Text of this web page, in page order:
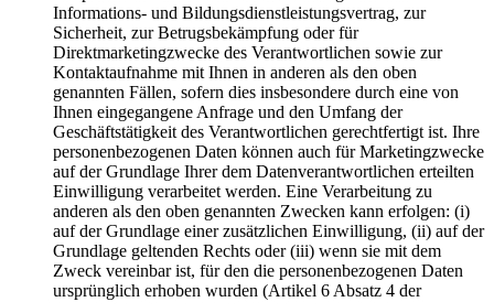
Informations- und Bildungsdienstleistungsvertrag, zur
Sicherheit, zur Betrugsbekämpfung oder für
Direktmarketingzwecke des Verantwortlichen sowie zur
Kontaktaufnahme mit Ihnen in anderen als den oben
genannten Fällen, sofern dies insbesondere durch eine von
Ihnen eingegangene Anfrage und den Umfang der
Geschäftstätigkeit des Verantwortlichen gerechtfertigt ist. Ihre
personenbezogenen Daten können auch für Marketingzwecke
auf der Grundlage Ihrer dem Datenverantwortlichen erteilten
Einwilligung verarbeitet werden. Eine Verarbeitung zu
anderen als den oben genannten Zwecken kann erfolgen: (i)
auf der Grundlage einer zusätzlichen Einwilligung, (ii) auf der
Grundlage geltenden Rechts oder (iii) wenn sie mit dem
Zweck vereinbar ist, für den die personenbezogenen Daten
ursprünglich erhoben wurden (Artikel 6 Absatz 4 der